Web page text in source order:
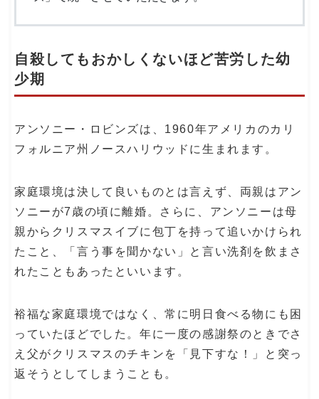
自殺してもおかしくないほど苦労した幼
少期
アンソニー・ロビンズは、1960年アメリカのカリ
フォルニア州ノースハリウッドに生まれます。
家庭環境は決して良いものとは言えず、両親はアン
ソニーが7歳の頃に離婚。さらに、アンソニーは母
親からクリスマスイブに包丁を持って追いかけられ
たこと、「言う事を聞かない」と言い洗剤を飲まさ
れたこともあったといいます。
裕福な家庭環境ではなく、常に明日食べる物にも困
っていたほどでした。年に一度の感謝祭のときでさ
え父がクリスマスのチキンを「見下すな！」と突っ
返そうとしてしまうことも。